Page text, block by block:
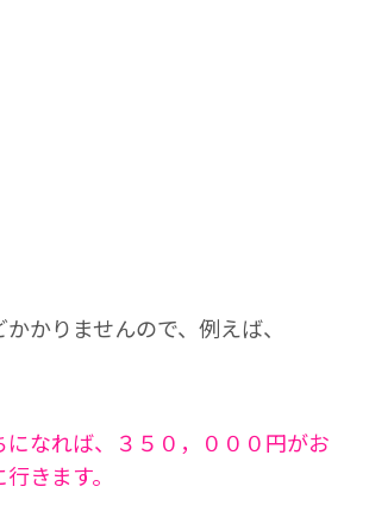
かりませんので、例えば、
になれば、３５０，０００円がお
きます。